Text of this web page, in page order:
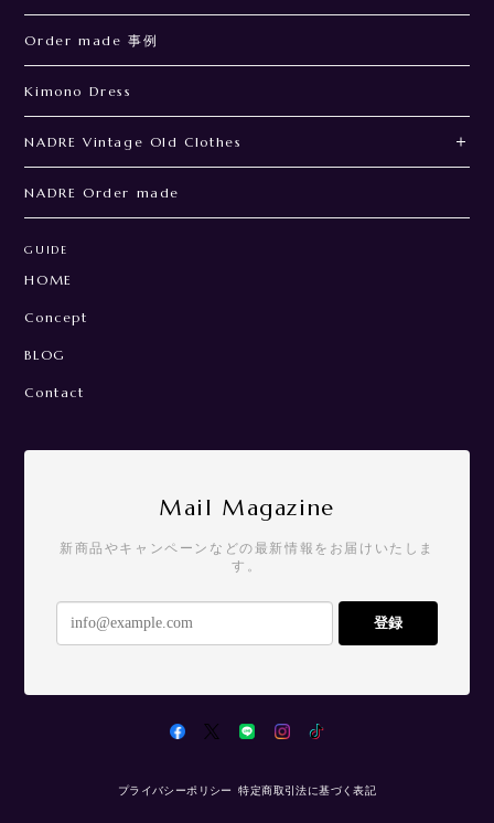
Order made 事例
Kimono Dress
NADRE Vintage Old Clothes
NADRE Order made
GUIDE
HOME
Concept
BLOG
Contact
Mail Magazine
新商品やキャンペーンなどの最新情報をお届けいたしま
す。
登録
プライバシーポリシー 特定商取引法に基づく表記